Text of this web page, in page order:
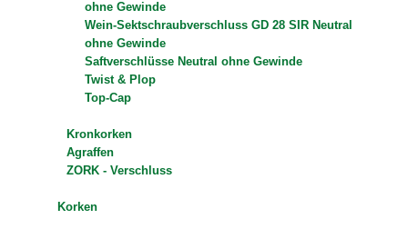
ohne Gewinde
Wein-Sektschraubverschluss GD 28 SIR Neutral
ohne Gewinde
Saftverschlüsse Neutral ohne Gewinde
Twist & Plop
Top-Cap
Kronkorken
Agraffen
ZORK - Verschluss
Korken